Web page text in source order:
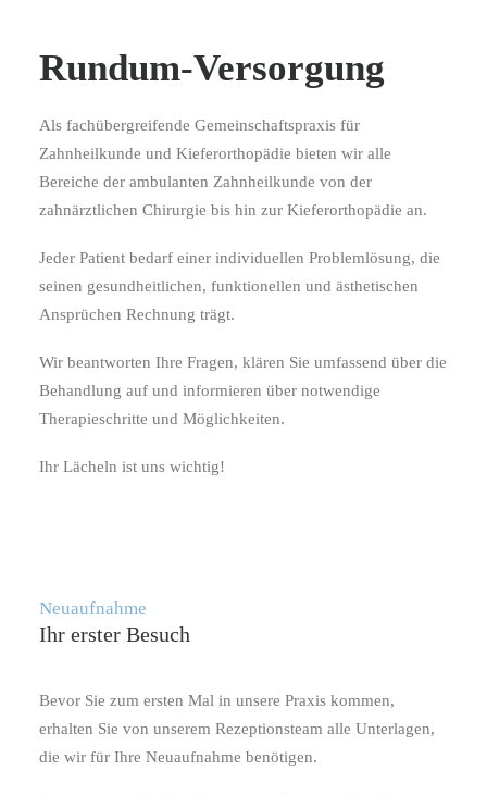
PRAXIS
KONTAKT
Rundum-Versorgung
Als fachübergreifende Gemeinschaftspraxis für
Zahnheilkunde und Kieferorthopädie bieten wir alle
Bereiche der ambulanten Zahnheilkunde von der
zahnärztlichen Chirurgie bis hin zur Kieferorthopädie an.
Jeder Patient bedarf einer individuellen Problemlösung, die
seinen gesundheitlichen, funktionellen und ästhetischen
Ansprüchen Rechnung trägt.
Wir beantworten Ihre Fragen, klären Sie umfassend über die
Behandlung auf und informieren über notwendige
Therapieschritte und Möglichkeiten.
Ihr Lächeln ist uns wichtig!
Neuaufnahme
Ihr erster Besuch
Bevor Sie zum ersten Mal in unsere Praxis kommen,
erhalten Sie von unserem Rezeptionsteam alle Unterlagen,
die wir für Ihre Neuaufnahme benötigen.